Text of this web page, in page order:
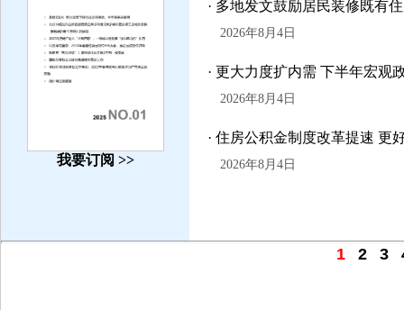
我要订阅 >>
· 多地发文鼓励居民装修既有
2026年8月4日
· 更大力度扩内需 下半年宏观
2026年8月4日
· 住房公积金制度改革提速 更
2026年8月4日
1 2 3